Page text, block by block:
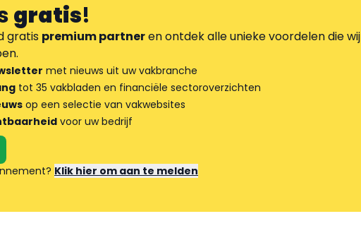
gratis!
gratis premium partneren ontdek alle unieke voordelen die wij
met nieuws uit uw vakbranche
tot 35 vakbladen en financiële sectoroverzichten
op een selectie van vakwebsites
voor uw bedrijf
Klik hier om aan te melden